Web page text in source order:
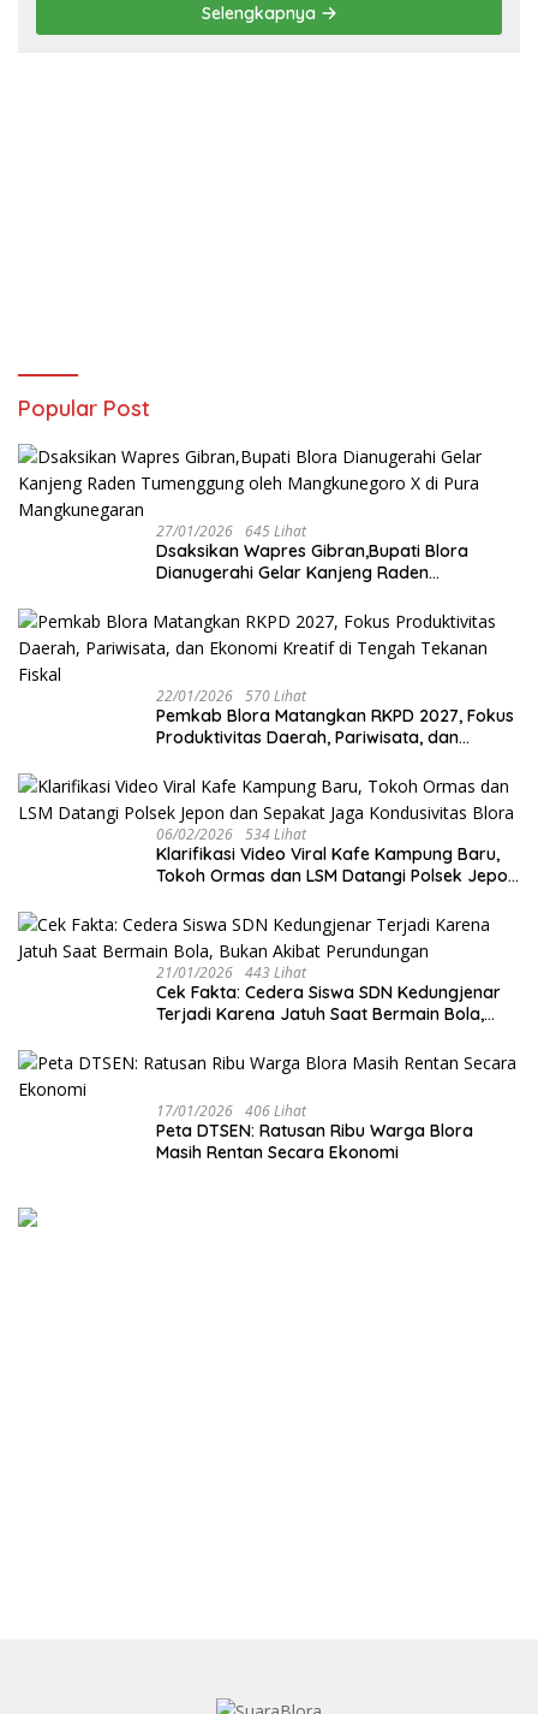
Selengkapnya
Popular Post
27/01/2026 645 Lihat
‎Dsaksikan Wapres Gibran,Bupati Blora
Dianugerahi Gelar Kanjeng Raden
Mangkunegaran
22/01/2026 570 Lihat
‎Pemkab Blora Matangkan RKPD 2027, Fokus
Produktivitas Daerah, Pariwisata, dan
06/02/2026 534 Lihat
‎Klarifikasi Video Viral Kafe Kampung Baru,
Tokoh Ormas dan LSM Datangi Polsek Jepon
21/01/2026 443 Lihat
Cek Fakta: Cedera Siswa SDN Kedungjenar
Terjadi Karena Jatuh Saat Bermain Bola,
17/01/2026 406 Lihat
‎Peta DTSEN: Ratusan Ribu Warga Blora
Masih Rentan Secara Ekonomi